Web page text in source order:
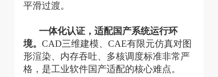
平滑过渡。
一体化认证，适配国产系统运行环
境。 CAD三维建模、CAE有限元仿真对图
形渲染、内存吞吐、多核调度标准非常严
格，是工业软件国产适配的核心难点。